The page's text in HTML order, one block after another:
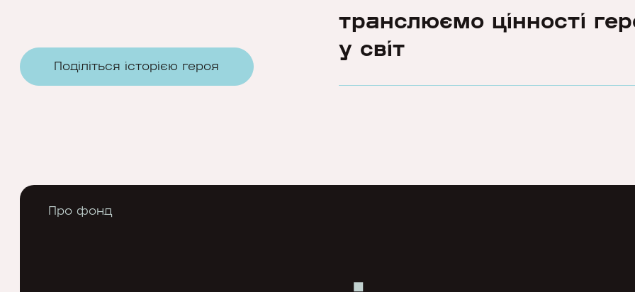
Поділіться історією героя
транслюємо цінності
у світ
Про фонд